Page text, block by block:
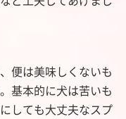
便は美味しくないも
基本的に犬は苦いも
しても大丈夫なスプ